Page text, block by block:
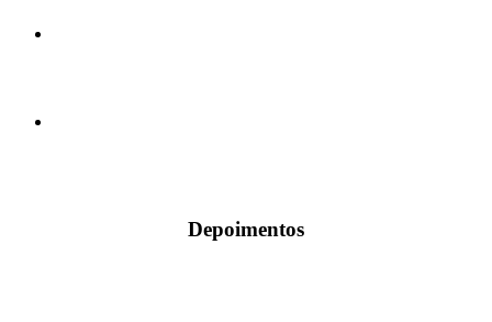
Depoimentos